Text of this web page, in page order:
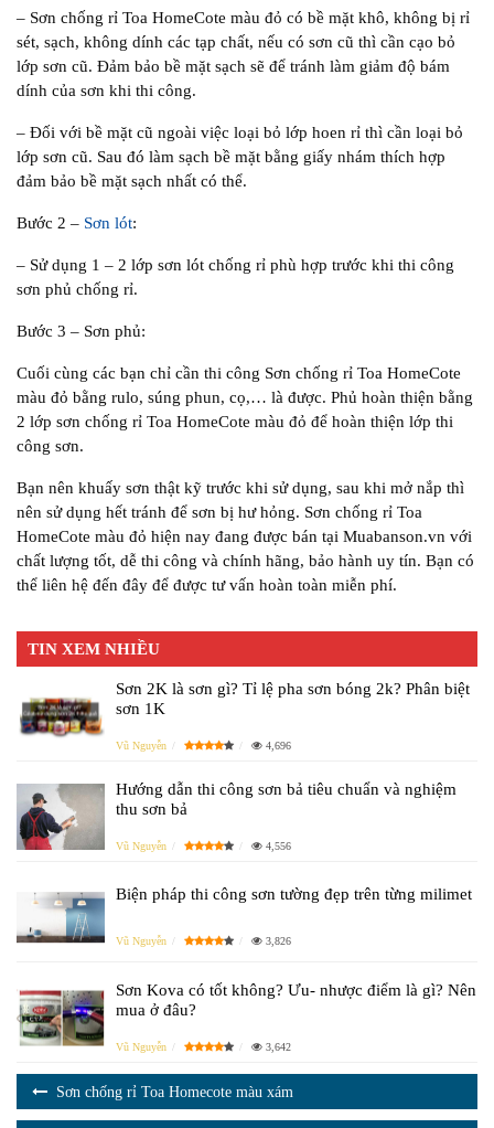
– Sơn chống rỉ Toa HomeCote màu đỏ có bề mặt khô, không bị rỉ
sét, sạch, không dính các tạp chất, nếu có sơn cũ thì cần cạo bỏ
lớp sơn cũ. Đảm bảo bề mặt sạch sẽ để tránh làm giảm độ bám
dính của sơn khi thi công.
– Đối với bề mặt cũ ngoài việc loại bỏ lớp hoen rỉ thì cần loại bỏ
lớp sơn cũ. Sau đó làm sạch bề mặt bằng giấy nhám thích hợp
đảm bảo bề mặt sạch nhất có thể.
Bước 2 – Sơn lót:
– Sử dụng 1 – 2 lớp sơn lót chống rỉ phù hợp trước khi thi công
sơn phủ chống rỉ.
Bước 3 – Sơn phủ:
Cuối cùng các bạn chỉ cần thi công Sơn chống rỉ Toa HomeCote
màu đỏ bằng rulo, súng phun, cọ,… là được. Phủ hoàn thiện bằng
2 lớp sơn chống rỉ Toa HomeCote màu đỏ để hoàn thiện lớp thi
công sơn.
Bạn nên khuấy sơn thật kỹ trước khi sử dụng, sau khi mở nắp thì
nên sử dụng hết tránh để sơn bị hư hỏng. Sơn chống rỉ Toa
HomeCote màu đỏ hiện nay đang được bán tại Muabanson.vn với
chất lượng tốt, dễ thi công và chính hãng, bảo hành uy tín. Bạn có
thể liên hệ đến đây để được tư vấn hoàn toàn miễn phí.
TIN XEM NHIỀU
Sơn 2K là sơn gì? Tỉ lệ pha sơn bóng 2k? Phân biệt
sơn 1K
Vũ Nguyễn 4,696
Hướng dẫn thi công sơn bả tiêu chuẩn và nghiệm
thu sơn bả
Vũ Nguyễn 4,556
Biện pháp thi công sơn tường đẹp trên từng milimet
Vũ Nguyễn 3,826
Sơn Kova có tốt không? Ưu- nhược điểm là gì? Nên
mua ở đâu?
Vũ Nguyễn 3,642
Sơn chống rỉ Toa Homecote màu xám